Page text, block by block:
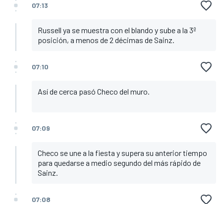
07:13
Russell ya se muestra con el blando y sube a la 3º
posición, a menos de 2 décimas de Sainz.
07:10
Así de cerca pasó Checo del muro.
07:09
Checo se une a la fiesta y supera su anterior tiempo
para quedarse a medio segundo del más rápido de
Sainz.
07:08